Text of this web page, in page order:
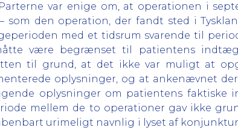
var enige om, at operationen i
som den operation, der fandt sted i
med et tidsrum svarende til
være begrænset til patientens
til grund, at det ikke var muligt at
oplysninger, og at ankenævnet
oplysninger om patientens faktiske
mellem de to operationer gav ikke
urimeligt navnlig i lyset af